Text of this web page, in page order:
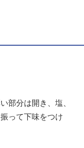
部分は開き、塩、
って下味をつけ